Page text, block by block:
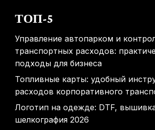
ТОП-5
Управление автопарком и
транспортных расходов:
подходы для бизнеса
Топливные карты: удобный
расходов корпоративного
Логотип на одежде: DTF,
шелкография 2026